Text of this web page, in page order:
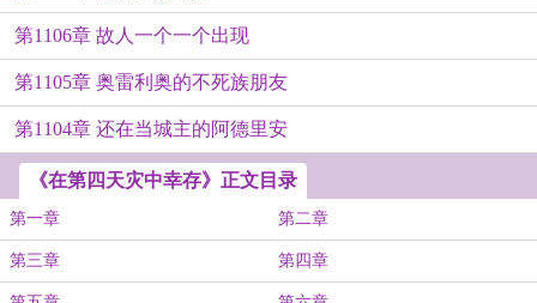
第1106章 故人一个一个出现
第1105章 奥雷利奥的不死族朋友
第1104章 还在当城主的阿德里安
《在第四天灾中幸存》正文目录
第一章 第二章
第三章 第四章